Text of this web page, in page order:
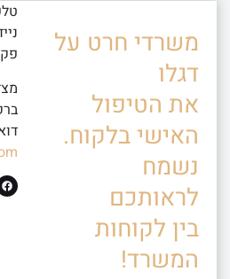
משרדי חרט על
דגלו
את הטיפול
האישי בלקוח.
נשמח
לראותכם
בין לקוחות
המשרד!
פקס: